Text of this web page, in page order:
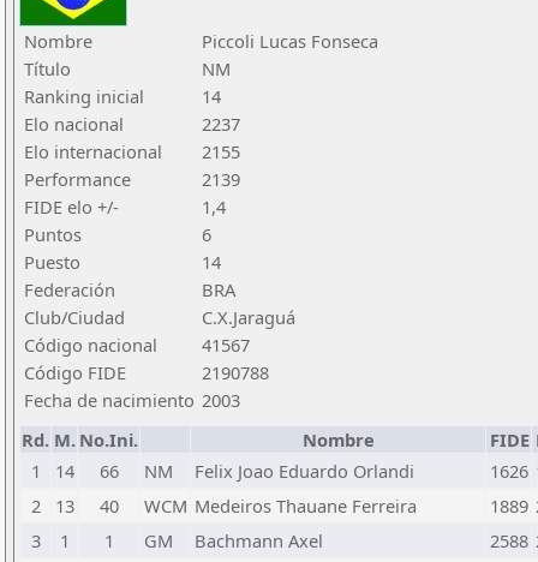
Nombre
Piccoli Lucas Fonseca
Título
NM
Ranking inicial
14
Elo nacional
2237
Elo internacional
2155
Performance
2139
FIDE elo +/-
1,4
Puntos
6
Puesto
14
Federación
BRA
Club/Ciudad
C.X.Jaraguá
Código nacional
41567
Código FIDE
2190788
Fecha de nacimiento 2003
Rd. M. No.Ini. Nombre FIDE
1
14 66 NM Felix Joao Eduardo Orlandi 1626
2
13 40 WCM Medeiros Thauane Ferreira 1889
3
1 1 GM Bachmann Axel 2588